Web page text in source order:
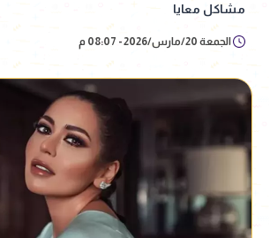
مشاكل معايا
الجمعة 20/مارس/2026 - 08:07 م